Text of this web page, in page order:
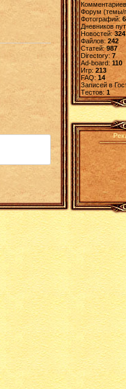
Форум (темы/
Фотографий:
Дневников
Новостей:
Файлов: 242
Статей:987
Directory: 7
Ad-board:110
Игр: 213
FAQ:14
Записей в
Tестов: 1